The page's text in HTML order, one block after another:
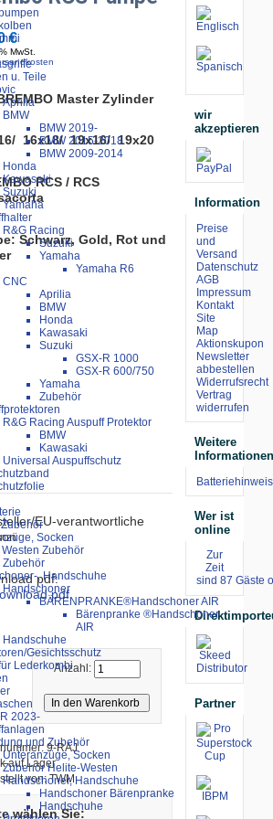
u. Teile
Aprilia
BMW
BMW 2019-
BMW 2015-2018
BMW 2009-2014
Honda
Kawasaki
Suzuki
Yamaha
R&G Racing
Suzuki
Yamaha
Yamaha R6
CNC
Aprilia
BMW
Honda
Kawasaki
Suzuki
GSX-R 1000
GSX-R 600/750
Yamaha
Zubehör
R&G Racing Auspuff Protektor
BMW
Kawasaki
Universal Auspuffschutz
Socken
Zubehör
Zubehör
, Handschuhe
Handschoner
BÄRENPRANKE®Handschoner AIR
Bärenpranke ®Handschoner
AIR
Handschuhe
Gesichtsschutz
Lederkombi
2023-
und Zubehör
Unteranzüge, Socken
Zubehör Helite-Westen
Handschoner, Handschuhe
Handschoner Bärenpranke
Handschuhe
€
MwSt.
Master Zylinder
16x18/ 19x16/ 19x20
RCS / RCS
Schwarz, Gold, Rot und
EU-verantwortliche
pdf:
Anzahl:
9-RAJ
auf Lager
von: TWM
wählen Sie:
wir
akzeptieren
Information
Preise
und
Versand
Datenschutz
AGB
Impressum
Kontakt
Site
Map
Aktionskupon
Newsletter
abbestellen
Widerrufsrecht
Vertrag
widerrufen
Weitere
Batteriehinweis
Wer ist
online
Zur
Zeit
sind 87 Gäste
Partner